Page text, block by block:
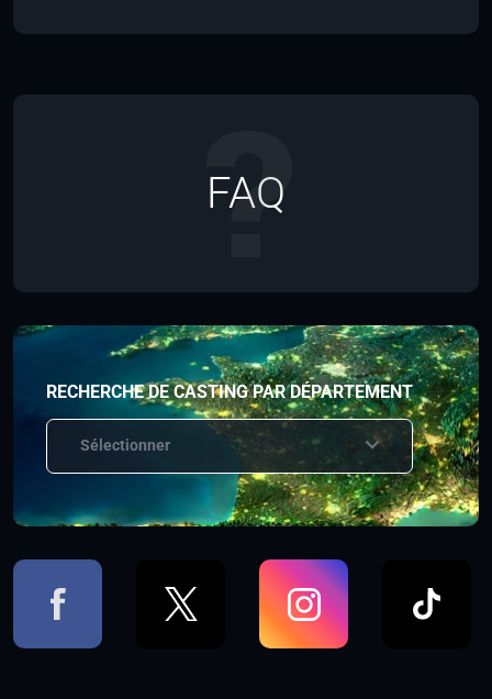
FAQ
RECHERCHE DE CASTING PAR DÉPARTEMENT
Sélectionner